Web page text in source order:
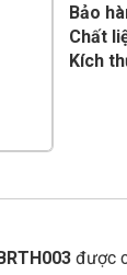
Bảo
Chất
Kích
được